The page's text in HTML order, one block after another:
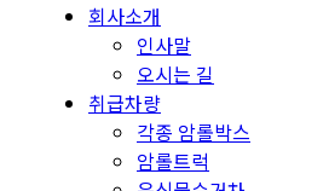
회사소개
인사말
오시는 길
취급차량
각종 암롤박스
암롤트럭